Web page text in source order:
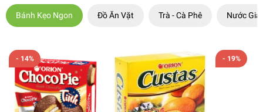
Bánh Kẹo Ngon Đồ Ăn Vặt Trà - Cà Phê Nước
- 14% - 19%